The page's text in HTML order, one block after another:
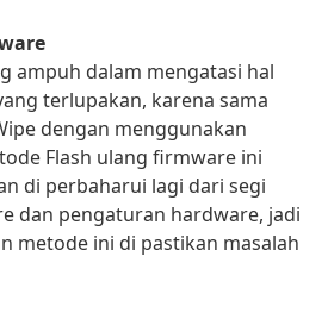
ampuh dalam mengatasi hal
terlupakan, karena sama
dengan menggunakan
Flash ulang firmware ini
di perbaharui lagi dari segi
dan pengaturan hardware, jadi
metode ini di pastikan masalah